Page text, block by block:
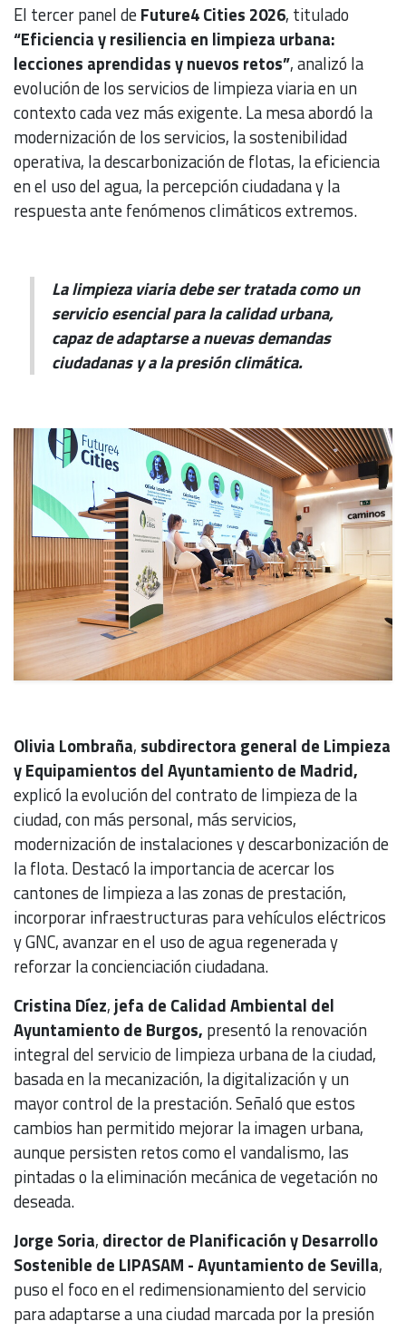
El tercer panel deFuture4 Cities 2026, titulado
“Eficiencia y resiliencia en limpieza urbana:
lecciones aprendidas y nuevos retos”, analizó la
evolución de los servicios de limpieza viaria en un
contexto cada vez más exigente. La mesa abordó la
modernización de los servicios, la sostenibilidad
operativa, la descarbonización de flotas, la eficiencia
en el uso del agua, la percepción ciudadana y la
respuesta ante fenómenos climáticos extremos.
La limpieza viaria debe ser tratada como un
servicio esencial para la calidad urbana,
capaz de adaptarse a nuevas demandas
ciudadanas y a la presión climática.
Olivia Lombraña, subdirectora general de Limpieza
y Equipamientos del Ayuntamiento de Madrid,
explicó la evolución del contrato de limpieza de la
ciudad, con más personal, más servicios,
modernización de instalaciones y descarbonización de
la flota. Destacó la importancia de acercar los
cantones de limpieza a las zonas de prestación,
incorporar infraestructuras para vehículos eléctricos
y GNC, avanzar en el uso de agua regenerada y
reforzar la concienciación ciudadana.
Cristina Díez,jefa de Calidad Ambiental del
Ayuntamiento de Burgos, presentó la renovación
integral del servicio de limpieza urbana de la ciudad,
basada en la mecanización, la digitalización y un
mayor control de la prestación. Señaló que estos
cambios han permitido mejorar la imagen urbana,
aunque persisten retos como el vandalismo, las
pintadas o la eliminación mecánica de vegetación no
deseada.
Jorge Soria, director de Planificación y Desarrollo
Sostenible de LIPASAM - Ayuntamiento de Sevilla,
puso el foco en el redimensionamiento del servicio
para adaptarse a una ciudad marcada por la presión